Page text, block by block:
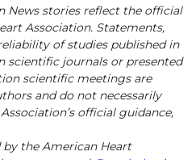
News stories reflect the official
Association. Statements,
of studies published in
scientific journals or presented
scientific meetings are
and do not necessarily
official guidance,
the American Heart